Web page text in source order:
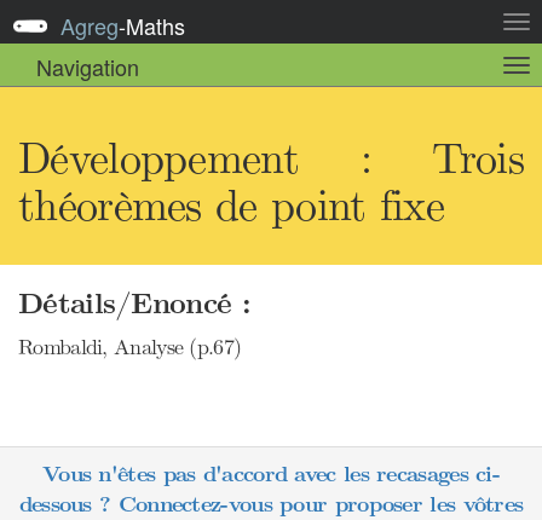
la
Agreg-Maths
Navigation
la
Développement : Trois
théorèmes de point fixe
Détails/Enoncé :
Rombaldi, Analyse (p.67)
Vous n'êtes pas d'accord avec les recasages ci-
dessous ? Connectez-vous pour proposer les vôtres